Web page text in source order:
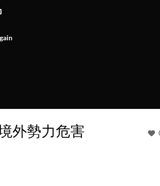
外勢力危害